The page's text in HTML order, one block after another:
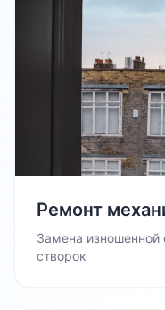
Ремонт
Замена изношенной
створок